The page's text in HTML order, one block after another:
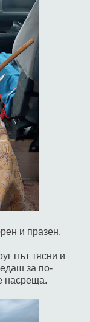
и празен.
път тясни и
за по-
насреща.